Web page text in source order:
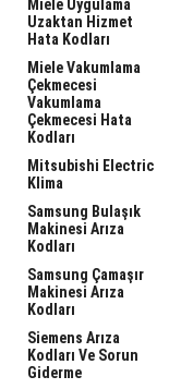
Miele Uygulama
Uzaktan Hizmet
Hata Kodları
Miele Vakumlama
Çekmecesi
Vakumlama
Çekmecesi Hata
Kodları
Mitsubishi Electric
Klima
Samsung Bulaşık
Makinesi Arıza
Kodları
Samsung Çamaşır
Makinesi Arıza
Kodları
Siemens Arıza
Kodları Ve Sorun
Giderme